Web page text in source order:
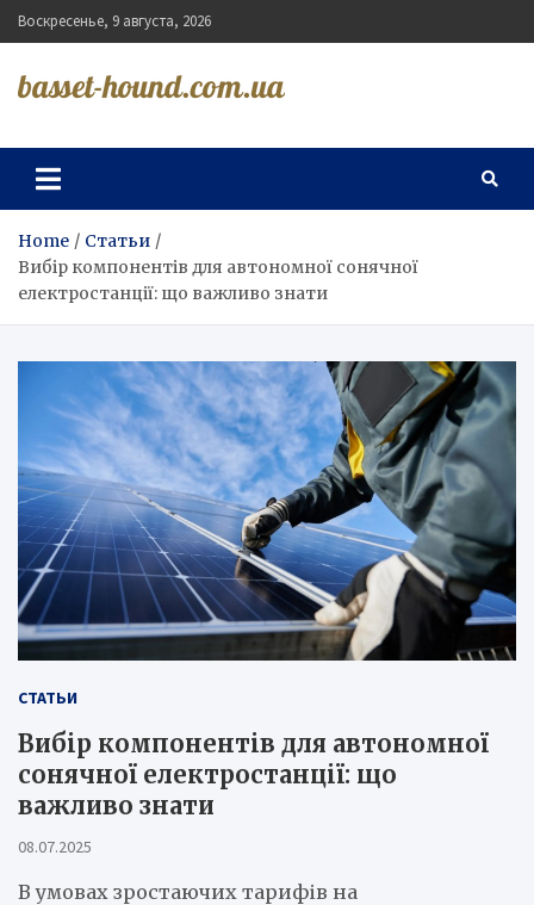
Skip
to
Воскресенье, 9 августа, 2026
basset-hound.com.ua
Home
Статьи
Вибір компонентів для автономної сонячної
електростанції: що важливо знати
СТАТЬИ
Вибір компонентів для автономної
сонячної електростанції: що
важливо знати
08.07.2025
В умовах зростаючих тарифів на